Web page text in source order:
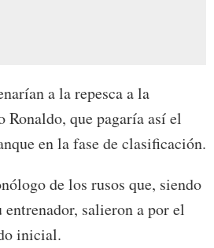
a la repesca a la
que pagaría así el
en la fase de clasificación.
de los rusos que, siendo
salieron a por el
inicial.